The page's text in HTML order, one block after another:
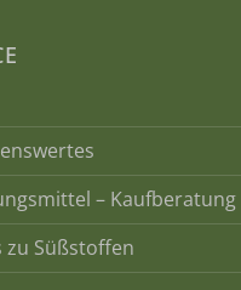
– Kaufberatung
zu Süßstoffen